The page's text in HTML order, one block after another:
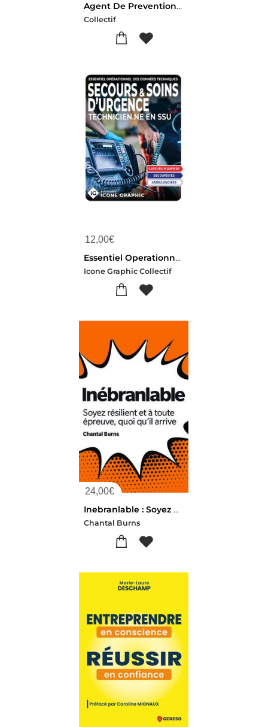
Agent De Prevention Et De Securite (aps) : Maintien Et Actualisation Des Competences (9e Edition)
Collectif
12,00€
Essentiel Operationnel Des Techniques De Secours Et Soins D'urgence Tssu (2e Edition)
Icone Graphic Collectif
24,00€
Inebranlable : Soyez Resilient Et A Toute Epreuve, Quoi Qu'il Arrive
Chantal Burns